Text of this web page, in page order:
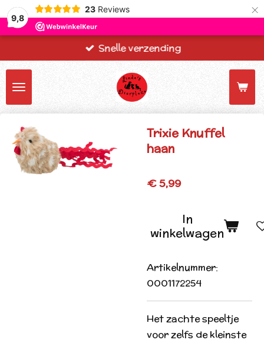
9,8
23 Reviews ×
Snelle verzending
Trixie Knuffel
haan
€ 5,99
In
winkelwagen
Artikelnummer:
0001172254
Het zachte speeltje
voor zelfs de kleinste